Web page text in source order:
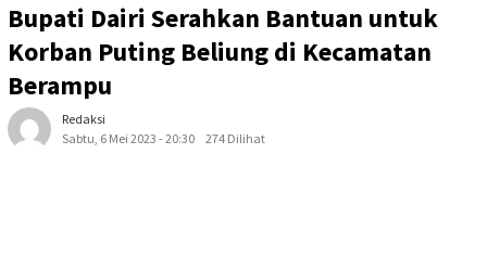
Bupati Dairi Serahkan Bantuan untuk
Korban Puting Beliung di Kecamatan
Berampu
Redaksi
Sabtu, 6 Mei 2023 - 20:30
274 Dilihat